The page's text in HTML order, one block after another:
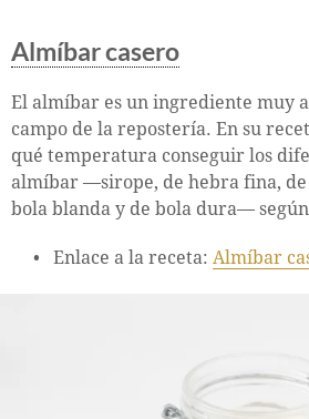
Almíbar casero
El almíbar es un ingrediente muy
campo de la repostería. En su
qué temperatura conseguir los
almíbar —sirope, de hebra fina, de
bola blanda y de bola dura—
Enlace a la receta: Almíbar